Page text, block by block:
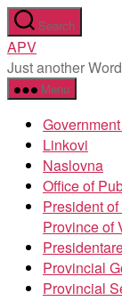
Skip
to
the
content
Search
APV
Just another
Menu
Linkovi
Naslovna
Office of
President
Province of
Provincial
Provincial